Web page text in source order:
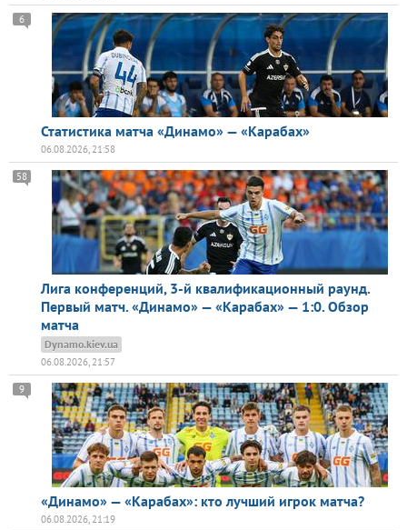
Статистика матча «Динамо» — «Карабах»
6
06.08.2026, 21:58
Лига конференций, 3-й квалификационный раунд.
Первый матч. «Динамо» — «Карабах» — 1:0. Обзор
матча
58
Dynamo.kiev.ua
06.08.2026, 21:57
«Динамо» — «Карабах»: кто лучший игрок матча?
9
06.08.2026, 21:19